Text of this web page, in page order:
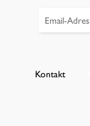
Kontakt